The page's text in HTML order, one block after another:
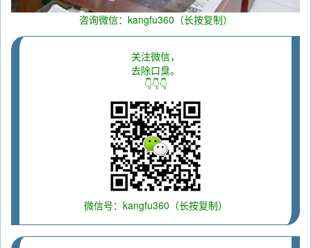
咨询微信：kangfu360（长按复制）
关注微信，
去除口臭。
👇👇👇
微信号：kangfu360（长按复制）